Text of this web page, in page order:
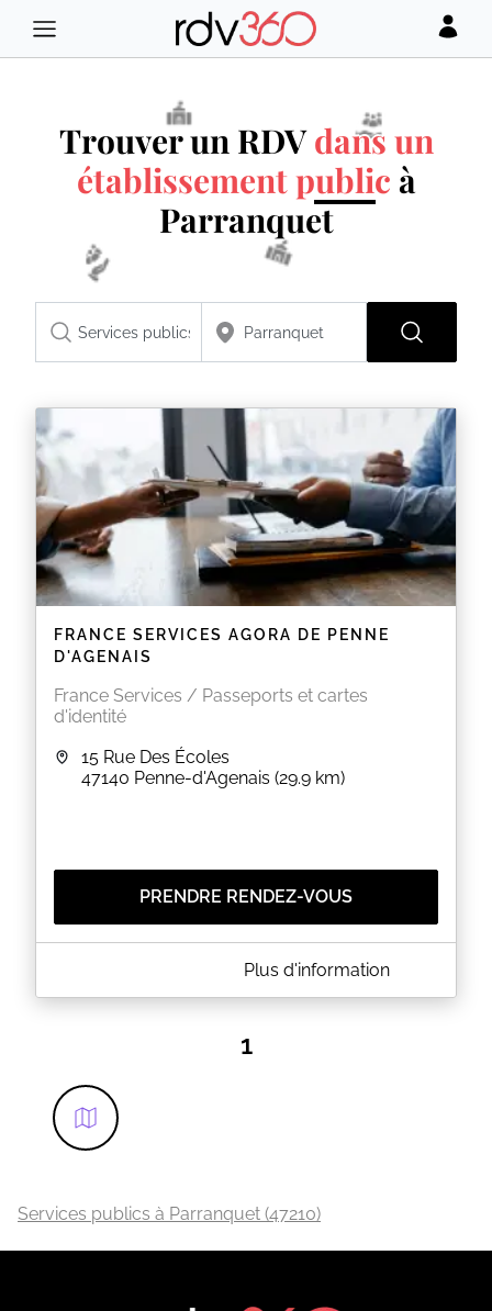
Trouver un RDVdans un
établissement public à
Parranquet
FRANCE SERVICES AGORA DE PENNE
D'AGENAIS
France Services / Passeports et cartes
d'identité
15 Rue Des Écoles
47140 Penne-d'Agenais (29.9 km)
PRENDRE RENDEZ-VOUS
A PROPOS DE FRANCE SERVICES AGORA DE PENNE
Plus d'information
1
Services publics à Parranquet (47210)